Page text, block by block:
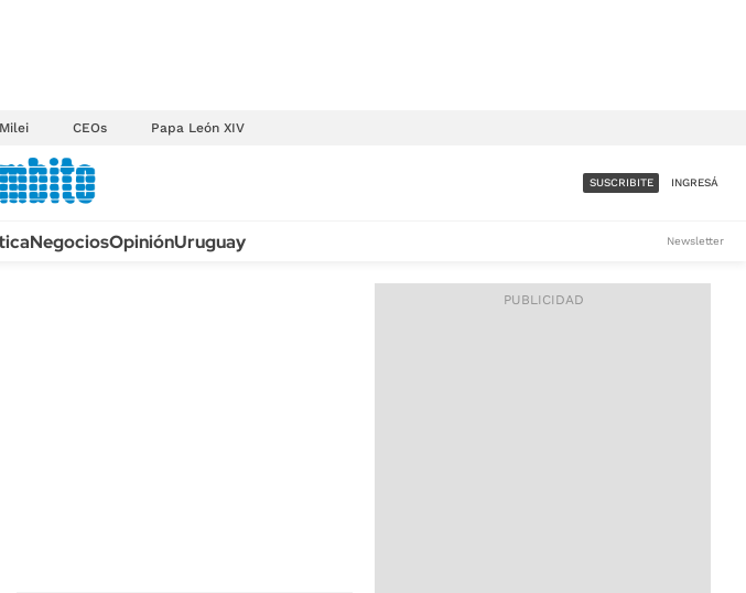
CEOs Papa León XIV
ACCESO FULL - $1.800/MES
SUSCRIBITE INGRESÁ
NegociosOpiniónUruguay Newsletter